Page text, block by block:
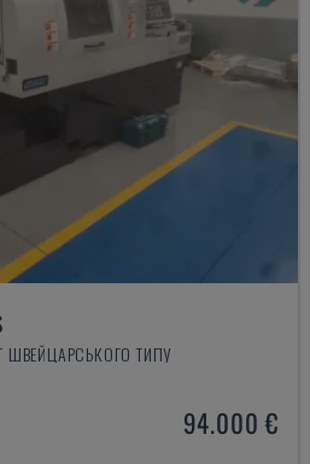
ШВЕЙЦАРСЬКОГО ТИПУ
94.000 €